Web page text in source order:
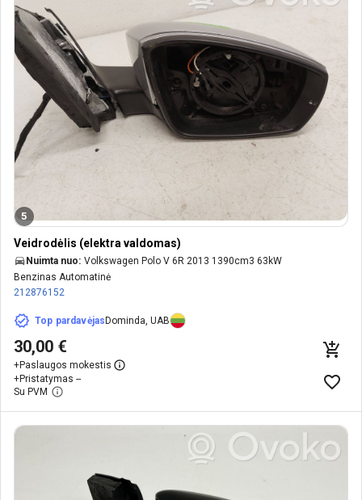
5
Veidrodėlis (elektra valdomas)
Nuimta nuo: Volkswagen Polo V 6R 2013 1390cm3 63kW
Benzinas Automatinė
212876152
Top pardavėjasDominda, UAB
30,00 €
+Paslaugos mokestis
+Pristatymas --
Su PVM